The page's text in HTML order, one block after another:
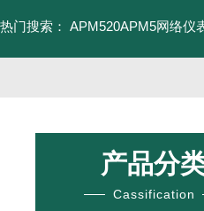
热门搜索： APM520APM5网络仪
产品分
Cassification